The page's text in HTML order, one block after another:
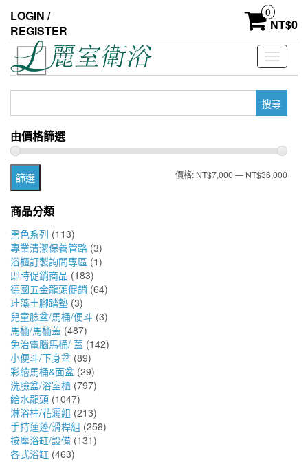
the
content
LOGIN /
REGISTER
0
NT$0
Toggle
鍵
字:
由價格篩選
最最
篩選 價格: NT$7,000—NT$36,000
商品分類
黑色系列 (113)
專業清潔保養管路 (3)
浴櫃訂製詢問專區 (1)
即時促銷商品 (183)
德國五金龍頭促銷 (64)
珪藻土腳踏墊 (3)
兒童臉盆/馬桶/便斗 (3)
馬桶/馬桶蓋 (487)
免治電腦馬桶/ 蓋 (142)
小便斗/下身盆 (89)
彩繪馬桶&面盆 (29)
洗臉盆/浴室櫃 (797)
給水龍頭 (1047)
淋浴柱/花灑組 (213)
手持蓮蓬/滑桿組 (258)
按摩浴缸/設備 (131)
各式浴缸 (463)